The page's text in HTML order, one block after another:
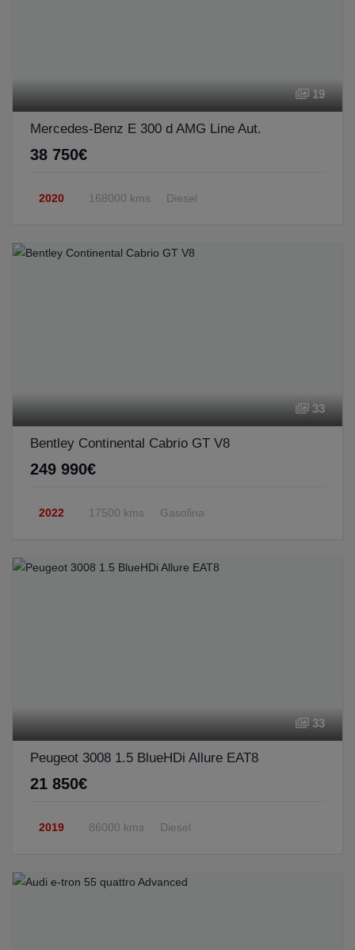
19
Mercedes-Benz E 300 d AMG Line Aut.
38 750€
2020 168000 kms Diesel
33
Bentley Continental Cabrio GT V8
249 990€
2022 17500 kms Gasolina
33
Peugeot 3008 1.5 BlueHDi Allure EAT8
21 850€
2019 86000 kms Diesel